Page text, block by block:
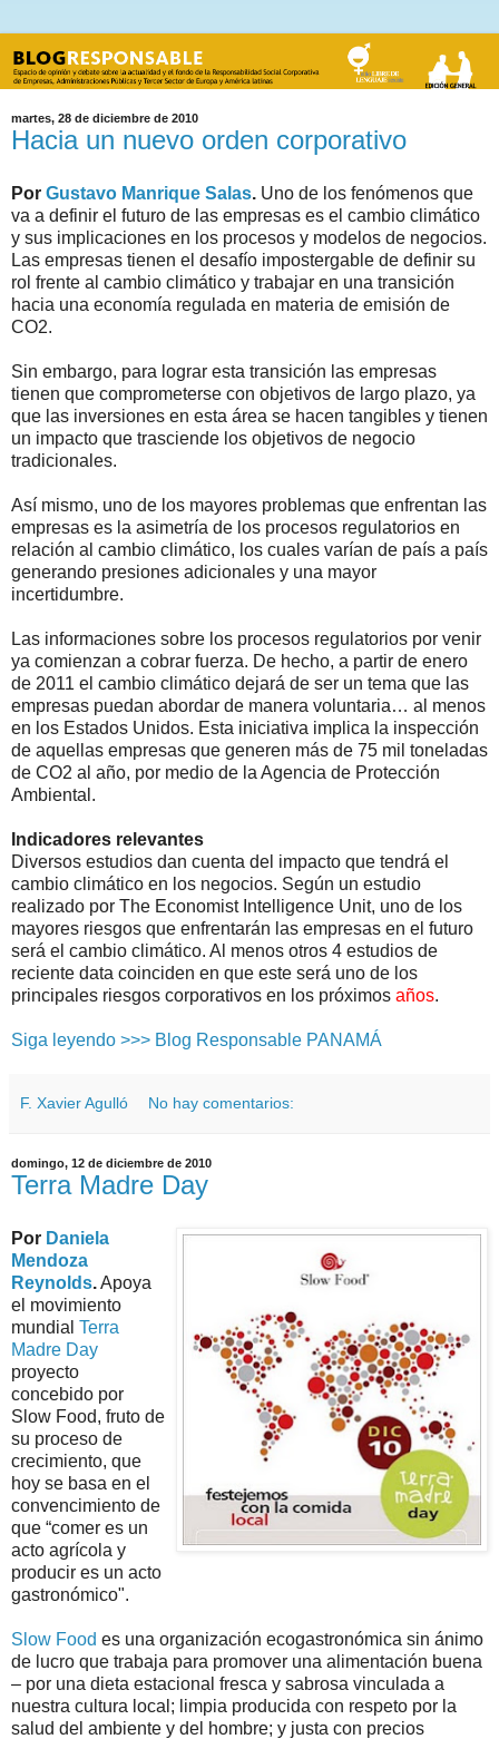
martes, 28 de diciembre de 2010
Hacia un nuevo orden corporativo
Por Gustavo Manrique Salas. Uno de los fenómenos que
va a definir el futuro de las empresas es el cambio climático
y sus implicaciones en los procesos y modelos de negocios.
Las empresas tienen el desafío impostergable de definir su
rol frente al cambio climático y trabajar en una transición
hacia una economía regulada en materia de emisión de
CO2.
Sin embargo, para lograr esta transición las empresas
tienen que comprometerse con objetivos de largo plazo, ya
que las inversiones en esta área se hacen tangibles y tienen
un impacto que trasciende los objetivos de negocio
tradicionales.
Así mismo, uno de los mayores problemas que enfrentan las
empresas es la asimetría de los procesos regulatorios en
relación al cambio climático, los cuales varían de país a país
generando presiones adicionales y una mayor
incertidumbre.
Las informaciones sobre los procesos regulatorios por venir
ya comienzan a cobrar fuerza. De hecho, a partir de enero
de 2011 el cambio climático dejará de ser un tema que las
empresas puedan abordar de manera voluntaria… al menos
en los Estados Unidos. Esta iniciativa implica la inspección
de aquellas empresas que generen más de 75 mil toneladas
de CO2 al año, por medio de la Agencia de Protección
Ambiental.
Indicadores relevantes
Diversos estudios dan cuenta del impacto que tendrá el
cambio climático en los negocios. Según un estudio
realizado por The Economist Intelligence Unit, uno de los
mayores riesgos que enfrentarán las empresas en el futuro
será el cambio climático. Al menos otros 4 estudios de
reciente data coinciden en que este será uno de los
principales riesgos corporativos en los próximos años.
Siga leyendo >>> Blog Responsable PANAMÁ
F. Xavier Agulló No hay comentarios:
domingo, 12 de diciembre de 2010
Terra Madre Day
Por Daniela
Mendoza
Reynolds.Apoya
el movimiento
mundial Terra
Madre Day
proyecto
concebido por
Slow Food, fruto de
su proceso de
crecimiento, que
hoy se basa en el
convencimiento de
que “comer es un
acto agrícola y
producir es un acto
gastronómico".
Slow Food es una organización ecogastronómica sin ánimo
de lucro que trabaja para promover una alimentación buena
– por una dieta estacional fresca y sabrosa vinculada a
nuestra cultura local; limpia producida con respeto por la
salud del ambiente y del hombre; y justa con precios